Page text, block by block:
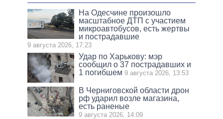
На Одесчине произошло
масштабное ДТП с участием
микроавтобусов, есть жертвы
и пострадавшие
9 августа 2026, 17:23
Удар по Харькову: мэр
сообщил о 37 пострадавших и
1 погибшем 9 августа 2026, 13:53
В Черниговской области дрон
рф ударил возле магазина,
есть раненые
9 августа 2026, 14:09